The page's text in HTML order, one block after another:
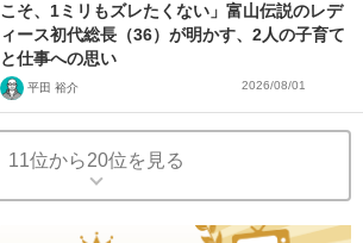
こそ、1ミリもズレたくない」富山伝説のレデ
ィース初代総長（36）が明かす、2人の子育て
と仕事への思い
平田 裕介 2026/08/01
11位から20位を見る